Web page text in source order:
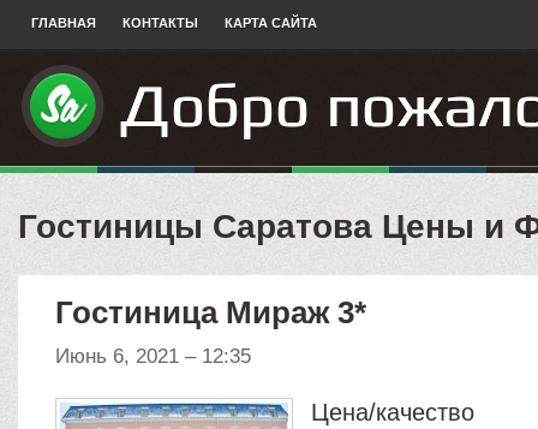
ГЛАВНАЯ КОНТАКТЫ КАРТА САЙТА
Гостиницы Саратова Цены и
Гостиница Мираж 3*
Июнь 6, 2021 – 12:35
Цена/качество